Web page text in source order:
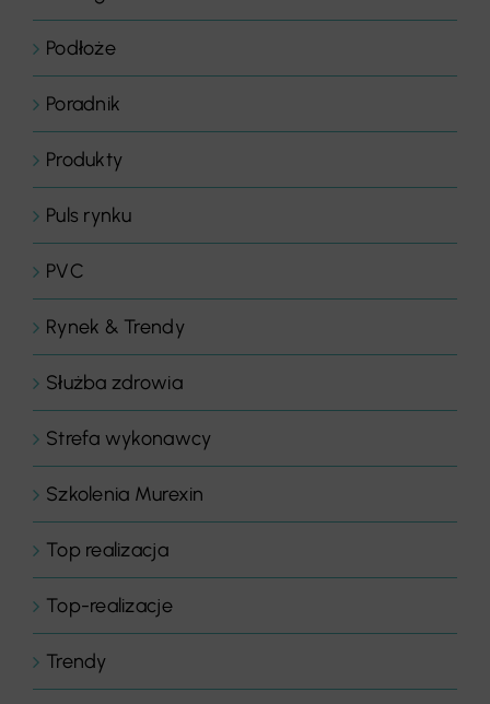
Podłoże
Poradnik
Produkty
Puls rynku
PVC
Rynek & Trendy
Służba zdrowia
Strefa wykonawcy
Szkolenia Murexin
Top realizacja
Top-realizacje
Trendy